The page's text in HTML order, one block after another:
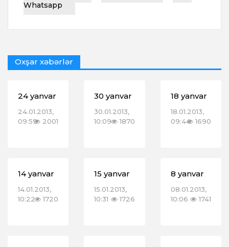
Whatsapp
Oxşar xəbərlər
24 yanvar
24.01.2013,
09:59
2001
30 yanvar
30.01.2013,
10:09
1870
18 yanvar
18.01.2013,
09:44 1690
14 yanvar
14.01.2013,
10:22
1720
15 yanvar
15.01.2013,
10:31
1726
8 yanvar
08.01.2013,
10:06
1741